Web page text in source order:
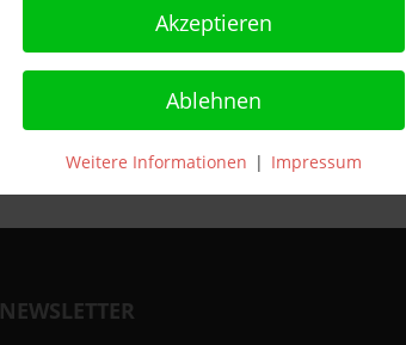
NEWSLETTER
Akzeptieren
Ablehnen
Weitere Informationen | Impressum